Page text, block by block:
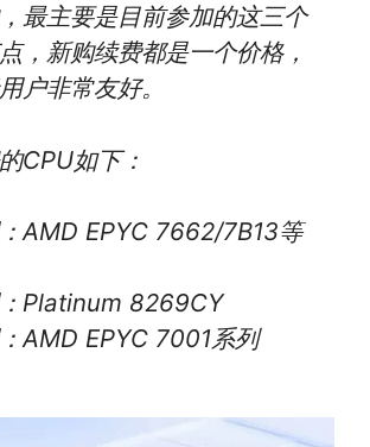
最主要是目前参加的这三个
，新购续费都是一个价格，
户非常友好。
CPU如下：
AMD EPYC 7662/7B13等
Platinum 8269CY
AMD EPYC 7001系列